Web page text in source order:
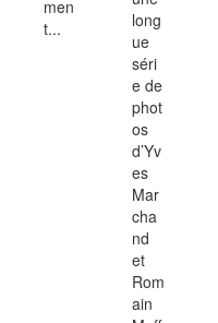
men
t...
long
ue
séri
e de
phot
os
d’Yv
es
Mar
cha
nd
et
Rom
ain